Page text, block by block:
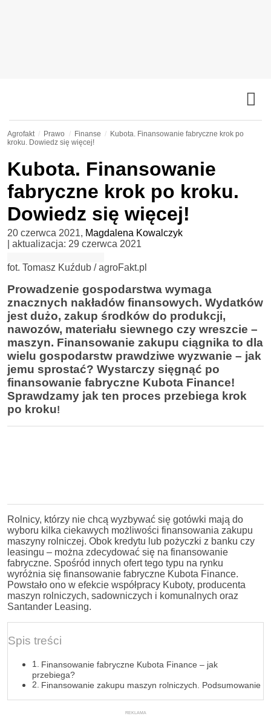
Agrofakt Prawo Finanse
Kubota. Finansowanie fabryczne krok po
kroku. Dowiedz się więcej!
Kubota. Finansowanie
fabryczne krok po kroku.
Dowiedz się więcej!
20 czerwca 2021, Magdalena Kowalczyk
| aktualizacja: 29 czerwca 2021
fot. Tomasz Kuźdub / agroFakt.pl
Prowadzenie gospodarstwa wymaga
znacznych nakładów finansowych. Wydatków
jest dużo, zakup środków do produkcji,
nawozów, materiału siewnego czy wreszcie –
maszyn. Finansowanie zakupu ciągnika to dla
wielu gospodarstw prawdziwe wyzwanie – jak
jemu sprostać? Wystarczy sięgnąć po
finansowanie fabryczne Kubota Finance!
Sprawdzamy jak ten proces przebiega krok
po kroku!
Rolnicy, którzy nie chcą wyzbywać się gotówki mają do
wyboru kilka ciekawych możliwości finansowania zakupu
maszyny rolniczej. Obok kredytu lub pożyczki z banku czy
leasingu – można zdecydować się na finansowanie
fabryczne. Spośród innych ofert tego typu na rynku
wyróżnia się finansowanie fabryczne Kubota Finance.
Powstało ono w efekcie współpracy Kuboty, producenta
maszyn rolniczych, sadowniczych i komunalnych oraz
Santander Leasing.
Spis treści
Finansowanie fabryczne Kubota Finance – jak
przebiega?
Finansowanie zakupu maszyn rolniczych. Podsumowanie
REKLAMA